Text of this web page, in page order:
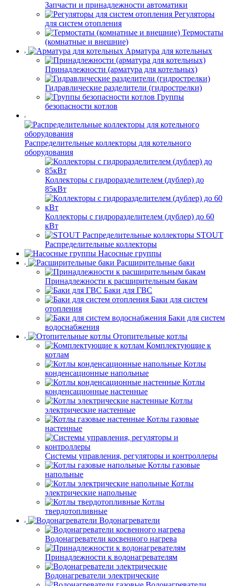
Запчасти и принадлежности автоматики
Регуляторы
для систем отопления
Термостаты
(комнатные и внешние)
Арматура для котельных
Принадлежности (арматура для котельных)
Гидравлические разделители (гидрострелки)
Группы
безопасности котлов
Распределительные коллекторы для котельного
оборудования
Коллекторы с гидроразделителем (дублер) до
85кВт
Коллекторы с гидроразделителем (дублер) до 60
кВт
STOUT
Распределительные коллекторы
Насосные группы
Расширительные баки
Принадлежности к расширительным бакам
Баки для ГВС
Баки для систем
отопления
Баки для систем
водоснабжения
Отопительные котлы
Комплектующие к
котлам
Котлы
конденсационные напольные
Котлы
конденсационные настенные
Котлы
электрические настенные
Котлы газовые
настенные
Системы управления, регуляторы и контроллеры
Котлы газовые
напольные
Котлы
электрические напольные
Котлы
твердотопливные
Водонагреватели
Водонагреватели косвенного нагрева
Принадлежности к водонагревателям
Водонагреватели электрические